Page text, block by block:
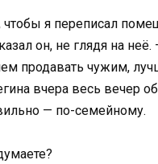
чтобы я переписал
он, не глядя на
продавать чужим,
вчера весь вечер
— по-семейному.